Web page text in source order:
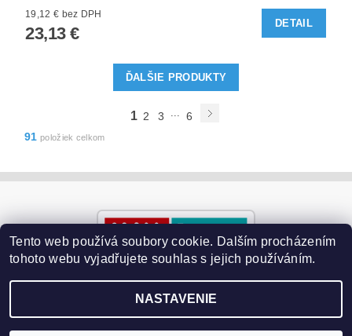
19,12 € bez DPH
23,13 €
DETAIL
ĎALŠIE PRODUKTY
1 2 3
6
91 položiek celkom
2026 ©Paralyzery-vychytavky.cz, všetky práva vyhradené
Tento web používá soubory cookie. Dalším procházením
tohoto webu vyjadřujete souhlas s jejich používáním.
NASTAVENIE